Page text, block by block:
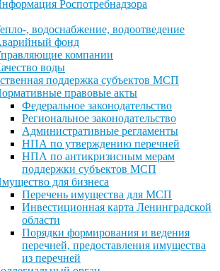
Роспотребнадзора
, водоснабжение, водоотведение
фонд
компании
воды
поддержка субъектов МСП
правовые акты
Федеральное законодательство
Региональное законодательство
Административные регламенты
НПА по утверждению перечней
НПА по антикризисным мерам
поддержки субъектов МСП
для бизнеса
Перечень имущества для МСП
Инвестиционная карта Ленинградской
области
Порядки формирования и ведения
перечней, предоставления имущества
из перечней